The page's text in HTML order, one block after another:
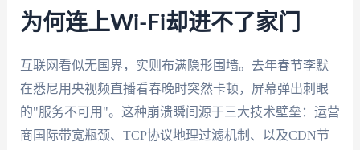
为何连上Wi-Fi却进不了家门
互联网看似无国界，实则布满隐形围墙。去年春节李默
在悉尼用央视频直播看春晚时突然卡顿，屏幕弹出刺眼
的"服务不可用"。这种崩溃瞬间源于三大技术壁垒：运营
商国际带宽瓶颈、TCP协议地理过滤机制、以及CDN节